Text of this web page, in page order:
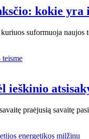
kokie
suformuoja
ieškinio
praėjusią savaitę